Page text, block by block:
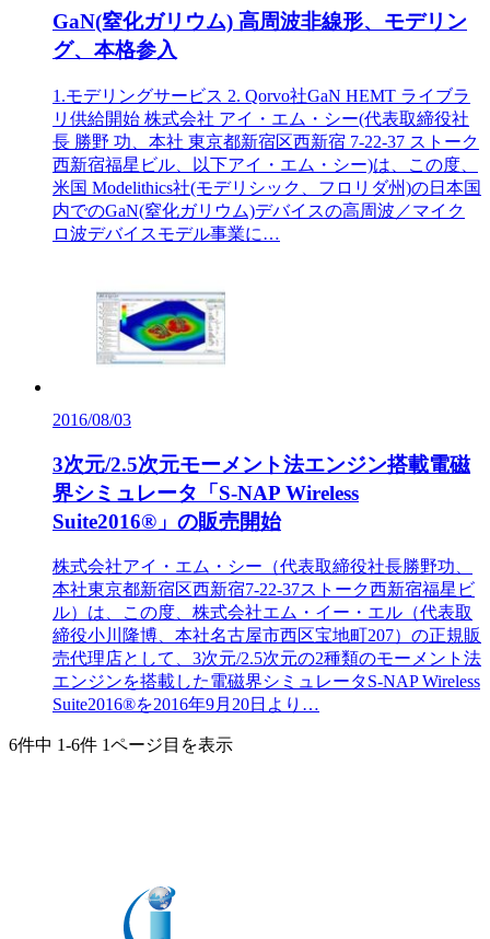
GaN(窒化ガリウム) 高周波非線形、モデリン
グ、本格参入
1.モデリングサービス 2. Qorvo社GaN HEMT ライブラ
リ供給開始 株式会社 アイ・エム・シー(代表取締役社
長 勝野 功、本社 東京都新宿区西新宿 7-22-37 ストーク
西新宿福星ビル、以下アイ・エム・シー)は、この度、
米国 Modelithics社(モデリシック、フロリダ州)の日本国
内でのGaN(窒化ガリウム)デバイスの高周波／マイク
ロ波デバイスモデル事業に…
2016/08/03
3次元/2.5次元モーメント法エンジン搭載電磁
界シミュレータ「S-NAP Wireless
Suite2016®」の販売開始
株式会社アイ・エム・シー（代表取締役社長勝野功、
本社東京都新宿区西新宿7-22-37ストーク西新宿福星ビ
ル）は、この度、株式会社エム・イー・エル（代表取
締役小川隆博、本社名古屋市西区宝地町207）の正規販
売代理店として、3次元/2.5次元の2種類のモーメント法
エンジンを搭載した電磁界シミュレータS-NAP Wireless
Suite2016®を2016年9月20日より…
6件中 1-6件 1ページ目を表示